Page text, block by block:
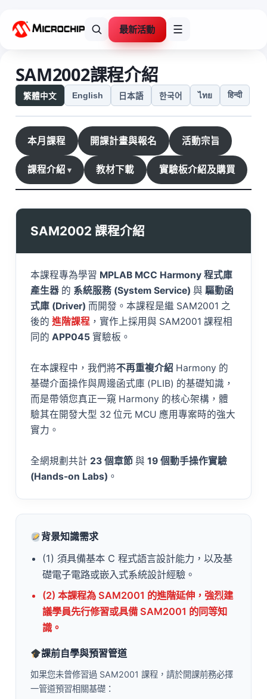
最新活動 ☰
SAM2002課程介紹
繁體中文 English 日本語 한국어 ไทย हिन्दी
本月課程 開課計畫與報名 活動宗旨
課程介紹 教材下載 實驗板介紹及購買
SAM2002 課程介紹
本課程專為學習 MPLAB MCC Harmony 程式庫
產生器的 系統服務 (System Service) 與 驅動函
式庫 (Driver) 而開發。本課程是繼 SAM2001 之
後的 進階課程，實作上採用與 SAM2001 課程相
同的 APP045實驗板。
在本課程中，我們將不再重複介紹 Harmony 的
基礎介面操作與周邊函式庫 (PLIB) 的基礎知識，
而是帶領您真正一窺 Harmony 的核心架構，體
驗其在開發大型 32 位元 MCU 應用專案時的強大
實力。
全網規劃共計 23 個章節 與 19 個動手操作實驗
(Hands-on Labs) 。
背景知識需求
(1) 須具備基本 C 程式語言設計能力，以及基
礎電子電路或嵌入式系統設計經驗。
(2) 本課程為 SAM2001 的進階延伸，強烈建
議學員先行修習或具備 SAM2001 的同等知
識。
課前自學與預習管道
如果您未曾修習過 SAM2001 課程，請於開課前務必擇
一管道預習相關基礎：